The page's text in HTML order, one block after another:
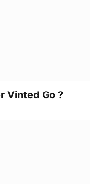
Vinted Go ?